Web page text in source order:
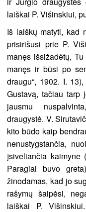
laiškai P. Višinskiui,
Iš laiškų matyti, kad
prisirišusi prie P.
manęs išsižadėtų,
manęs ir būsi po
draugu“, 1902. I.
Gustavą, tačiau tarp
jausmu
draugystė. V.
kito būdo kaip
nenustygstančia,
įsiveliančia kaimyne
Paragiai buvo
žinodamas, kad jo
rašymų šaipėsi,
laiškai P.